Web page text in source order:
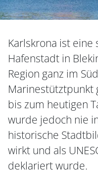
Karlskrona ist
Hafenstadt in
Region ganz im
Marinestütztpunkt
bis zum heutigen
wurde jedoch nie
historische
wirkt und als
deklariert wurde.